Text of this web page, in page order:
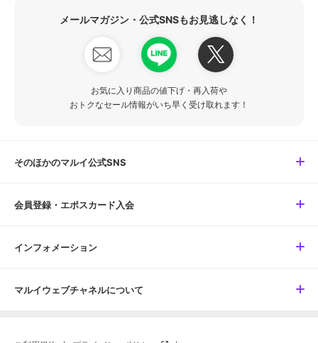
メールマガジン・公式SNSもお見逃しなく！
お気に入り商品の値下げ・再入荷や
おトクなセール情報がいち早く受け取れます！
そのほかのマルイ公式SNS
会員登録・エポスカード入会
インフォメーション
マルイウェブチャネルについて